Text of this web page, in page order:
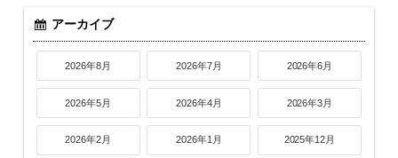
アーカイブ
2026年8月 2026年7月 2026年6月
2026年5月 2026年4月 2026年3月
2026年2月 2026年1月 2025年12月